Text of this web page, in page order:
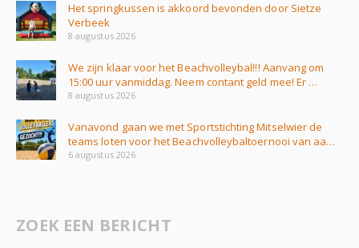
Het springkussen is akkoord bevonden door Sietze
Verbeek
8 augustus 2026
We zijn klaar voor het Beachvolleybal!!! Aanvang om
15:00 uur vanmiddag. Neem contant geld mee! Er …
8 augustus 2026
Vanavond gaan we met Sportstichting Mitselwier de
teams loten voor het Beachvolleybaltoernooi van aa…
6 augustus 2026
ZOEK EEN BERICHT